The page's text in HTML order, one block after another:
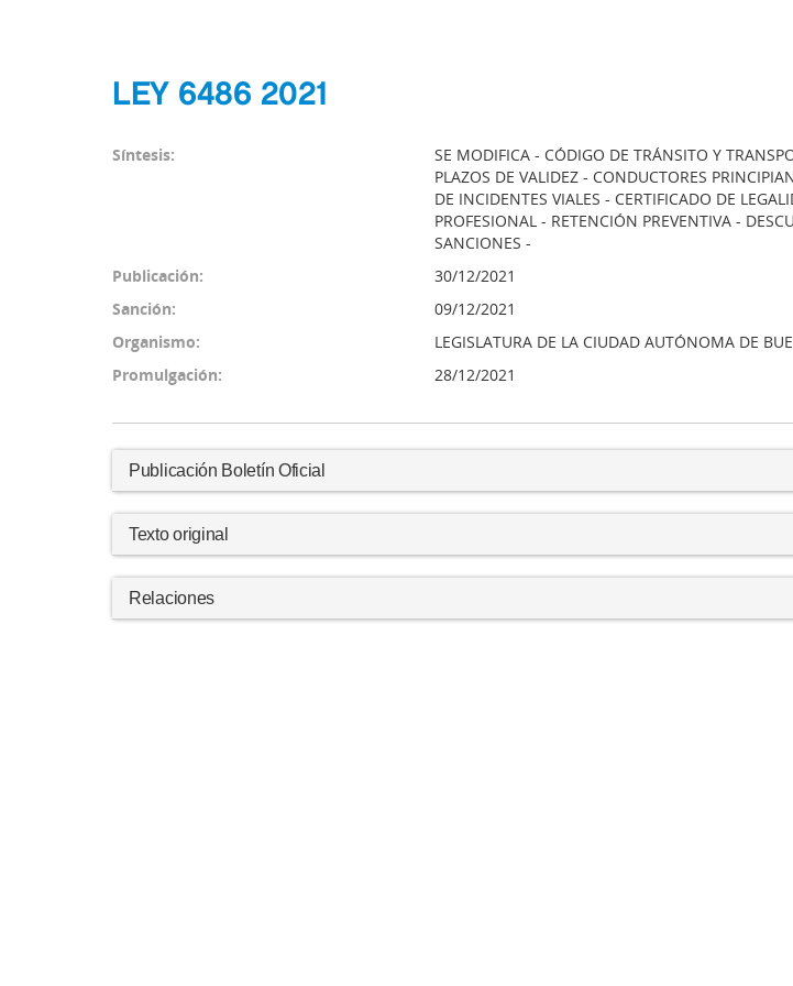
LEY 6486 2021
Síntesis:
SE MODIFICA - CÓDIGO DE TRÁNSITO Y
PLAZOS DE VALIDEZ - CONDUCTORES
DE INCIDENTES VIALES - CERTIFICADO DE
PROFESIONAL - RETENCIÓN PREVENTIVA -
SANCIONES -
Publicación:
30/12/2021
Sanción:
09/12/2021
Organismo:
LEGISLATURA DE LA CIUDAD AUTÓNOMA DE
Promulgación:
28/12/2021
Publicación Boletín Oficial
Texto original
Relaciones